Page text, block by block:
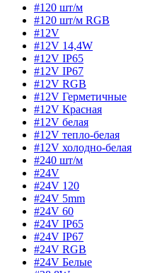
#120 шт/м
#120 шт/м RGB
#12V
#12V 14,4W
#12V IP65
#12V IP67
#12V RGB
#12V Герметичные
#12V Красная
#12V белая
#12V тепло-белая
#12V холодно-белая
#240 шт/м
#24V
#24V 120
#24V 5mm
#24V 60
#24V IP65
#24V IP67
#24V RGB
#24V Белые